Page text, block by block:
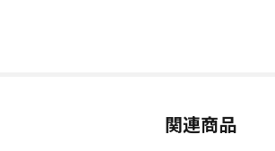
関連商品